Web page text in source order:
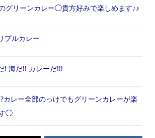
グリーンカレー◯貴方好みで楽しめます♪♪
プルカレー
! 海だ!! カレーだ!!!
カレー全部のっけでもグリーンカレーが楽
◯